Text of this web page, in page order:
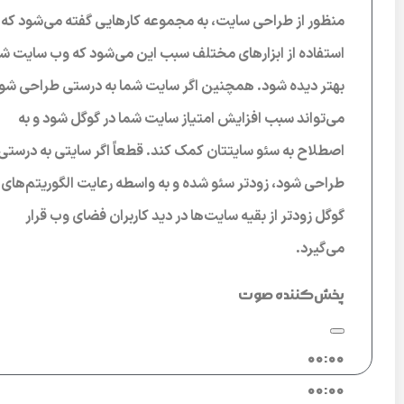
منظور از طراحی سایت، به مجموعه کارهایی گفته می‌شود که
استفاده از ابزارهای مختلف سبب این می‌شود که وب سایت
بهتر دیده شود. همچنین اگر سایت شما به درستی طراحی
می‌تواند سبب افزایش امتیاز سایت شما در گوگل شود و به
اصطلاح به سئو سایتتان کمک کند. قطعاً اگر سایتی به
طراحی شود، زودتر سئو شده و به واسطه رعایت الگوریتم‌های
گوگل زودتر از بقیه سایت‌ها در دید کاربران فضای وب قرار
می‌گیرد.
پخش‌کننده صوت
00:00
00:00